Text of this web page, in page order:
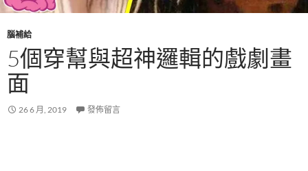
腦補給
5個穿幫與超神邏輯的戲劇畫
面
26 6 月, 2019 發佈留言